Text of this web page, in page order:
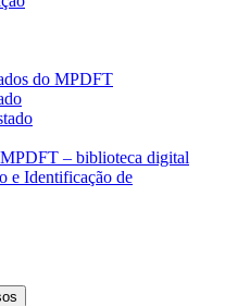
do MPDFT
– biblioteca digital
e Identificação de